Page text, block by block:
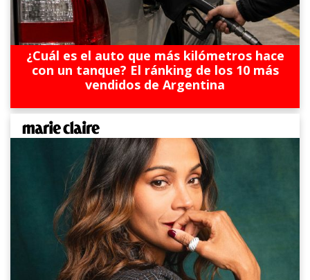
¿Cuál es el auto que más kilómetros hace
con un tanque? El ránking de los 10 más
vendidos de Argentina